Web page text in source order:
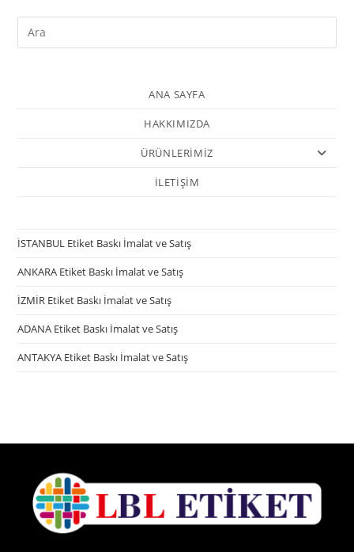
ANA SAYFA
HAKKIMIZDA
ÜRÜNLERİMİZ
İLETİŞİM
İSTANBUL Etiket Baskı İmalat ve Satış
ANKARA Etiket Baskı İmalat ve Satış
İZMİR Etiket Baskı İmalat ve Satış
ADANA Etiket Baskı İmalat ve Satış
ANTAKYA Etiket Baskı İmalat ve Satış